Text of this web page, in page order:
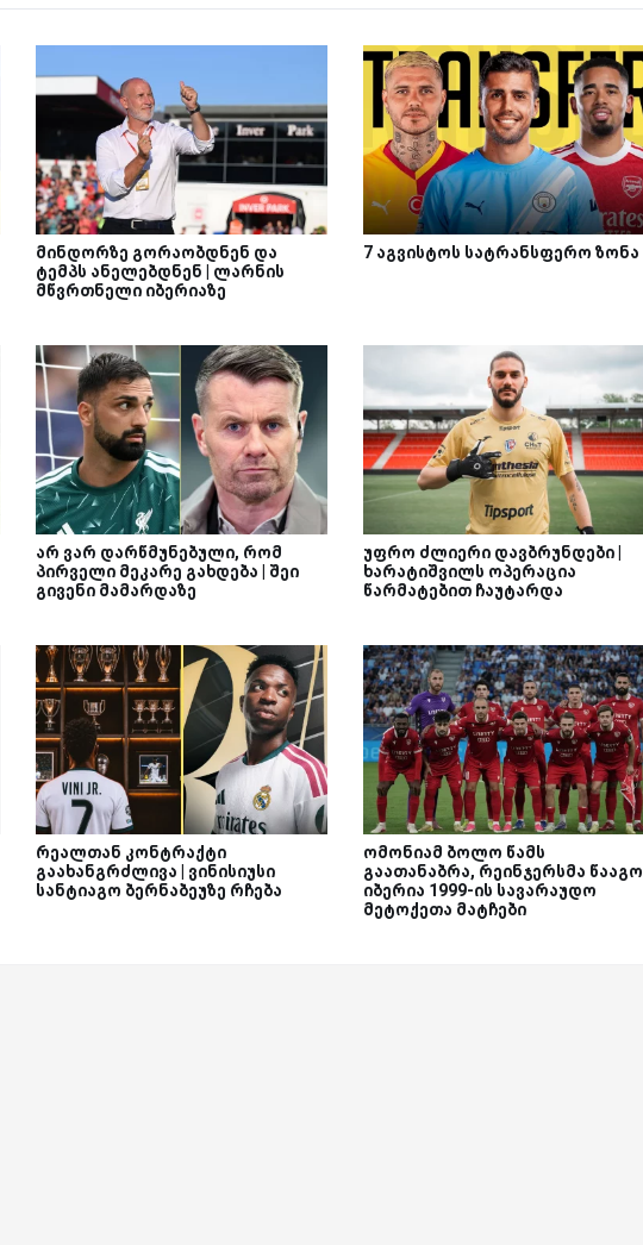
მინდორზე გორაობდნენ და
ტემპს ანელებდნენ | ლარნის
მწვრთნელი იბერიაზე
7 აგვისტოს სატრანსფერო ზონა
არ ვარ დარწმუნებული, რომ
პირველი მეკარე გახდება | შეი
გივენი მამარდაზე
უფრო ძლიერი დავბრუნდები |
ხარატიშვილს ოპერაცია
წარმატებით ჩაუტარდა
რეალთან კონტრაქტი
გაახანგრძლივა | ვინისიუსი
სანტიაგო ბერნაბეუზე რჩება
ომონიამ ბოლო წამს
გაათანაბრა, რეინჯერსმა წააგო |
იბერია 1999-ის სავარაუდო
მეტოქეთა მატჩები